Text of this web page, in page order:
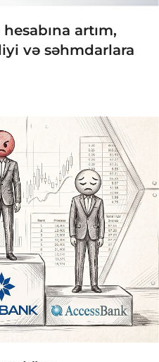
artım,
və səhmdarlara